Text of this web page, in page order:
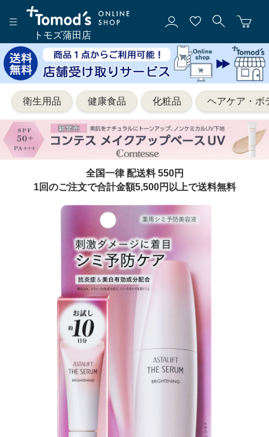
トモズ蒲田店
衛生用品 健康食品 化粧品 ヘアケア・ボ
全国一律 配送料 550円
1回のご注文で合計金額5,500円以上で送料無料